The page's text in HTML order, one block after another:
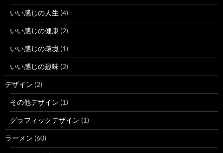
いい感じの人生 (4)
いい感じの健康 (2)
いい感じの環境 (1)
いい感じの趣味 (2)
デザイン (2)
その他デザイン (1)
グラフィックデザイン (1)
ラーメン (60)